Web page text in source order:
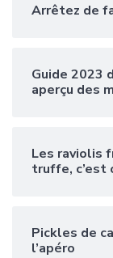
Arrêtez de
Guide 2023
aperçu des
Les raviolis
truffe, c’est
Pickles de
l’apéro